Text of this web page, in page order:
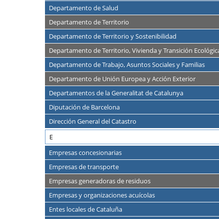
Departamento de Salud
Departamento de Territorio
Departamento de Territorio y Sostenibilidad
Departamento de Territorio, Vivienda y Transición
Departamento de Trabajo, Asuntos Sociales y Familias
Departamento de Unión Europea y Acción Exterior
Departamentos de la Generalitat de Catalunya
Diputación de Barcelona
Dirección General del Catastro
E
Empresas concesionarias
Empresas de transporte
Empresas generadoras de residuos
Empresas y organizaciones acuícolas
Entes locales de Cataluña